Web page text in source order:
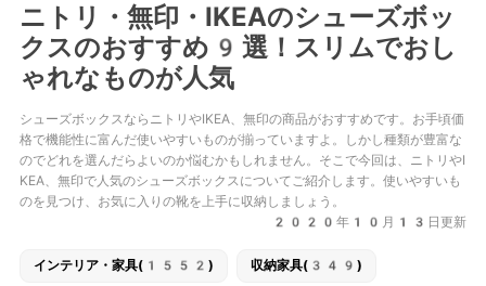
ニトリ・無印・IKEAのシューズボッ
クスのおすすめ9選！スリムでおし
ゃれなものが人気
シューズボックスならニトリやIKEA、無印の商品がおすすめです。お手頃価
格で機能性に富んだ使いやすいものが揃っていますよ。しかし種類が豊富な
のでどれを選んだらよいのか悩むかもしれません。そこで今回は、ニトリやI
KEA、無印で人気のシューズボックスについてご紹介します。使いやすいも
のを見つけ、お気に入りの靴を上手に収納しましょう。
2020年10月13日更新
インテリア・家具(1552) 収納家具(349)